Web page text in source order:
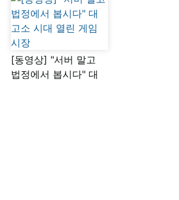
[동영상] "서버 말고
법정에서 봅시다" 대